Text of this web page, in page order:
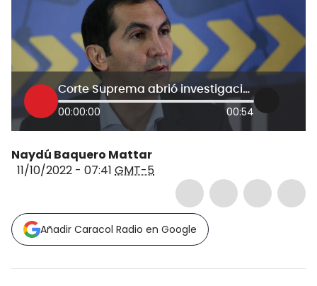
Corte Suprema abrió investigación contra David Barguil por tráfico de influencias
00:00:00 00:54
Naydú Baquero Mattar
11/10/2022 - 07:41 GMT-5
Añadir Caracol Radio en Google